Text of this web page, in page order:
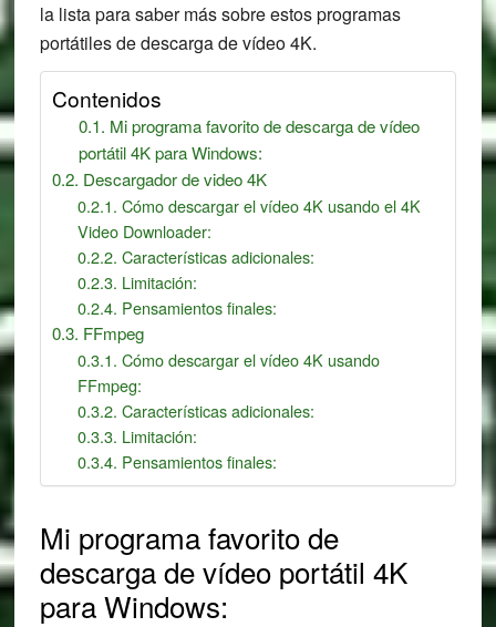
la lista para saber más sobre estos programas
portátiles de descarga de vídeo 4K.
Contenidos
Mi programa favorito de descarga de vídeo
portátil 4K para Windows:
Descargador de video 4K
Cómo descargar el vídeo 4K usando el 4K
Video Downloader:
Características adicionales:
Limitación:
Pensamientos finales:
FFmpeg
Cómo descargar el vídeo 4K usando
FFmpeg:
Características adicionales:
Limitación:
Pensamientos finales:
Mi programa favorito de
descarga de vídeo portátil 4K
para Windows: